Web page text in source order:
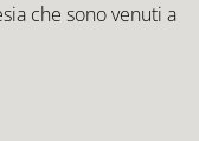
che sono venuti a